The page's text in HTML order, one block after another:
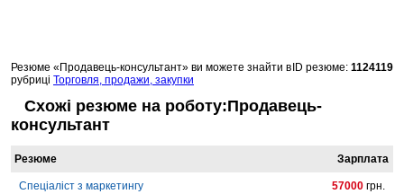
Резюме «Продавець-консультант» ви можете знайти в
рубриці Торговля, продажи, закупки
ID резюме: 1124119
Схожі резюме на роботу:Продавець-
консультант
Резюме Зарплата
Спеціаліст з маркетингу 57000 грн.